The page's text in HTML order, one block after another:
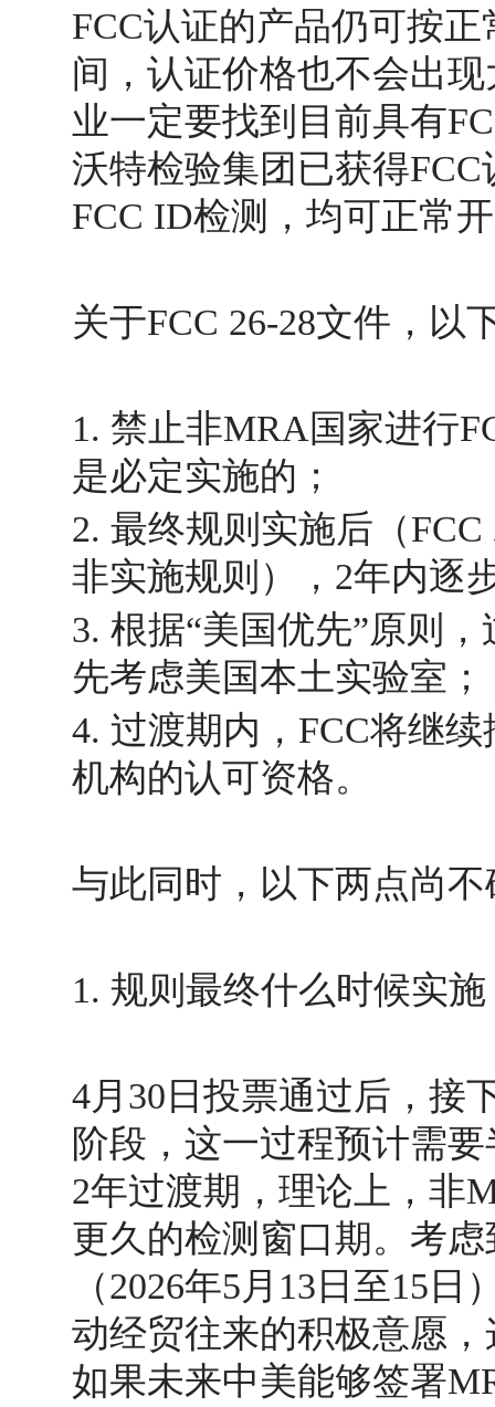
FCC认证的产品仍可按
间，认证价格也不会出
业一定要找到目前具有
沃特检验集团已获得
FCC ID检测，均可正常
关于FCC 26-28文件，以
1. 禁止非MRA国家进行
是必定实施的；
2. 最终规则实施后（
非实施规则），2年内逐
3. 根据“美国优先”原则
先考虑美国本土实验室；
4. 过渡期内，FCC将继
机构的认可资格。
与此同时，以下两点尚
1. 规则最终什么时候实
4月30日投票通过后，接
阶段，这一过程预计需
2年过渡期，理论上，非
更久的检测窗口期。考
（2026年5月13日至15
动经贸往来的积极意愿
如果未来中美能够签署